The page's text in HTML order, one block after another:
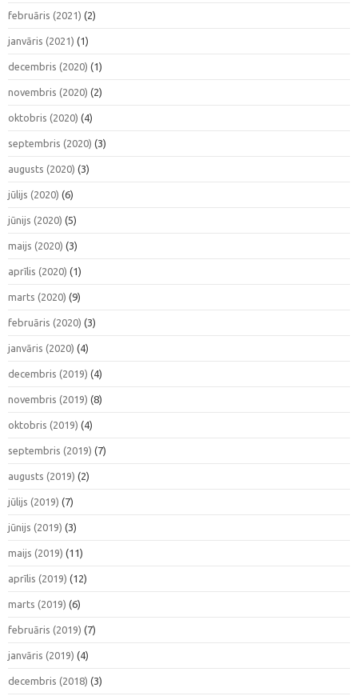
februāris (2021) (2)
janvāris (2021) (1)
decembris (2020) (1)
novembris (2020) (2)
oktobris (2020) (4)
septembris (2020) (3)
augusts (2020) (3)
jūlijs (2020) (6)
jūnijs (2020) (5)
maijs (2020) (3)
aprīlis (2020) (1)
marts (2020) (9)
februāris (2020) (3)
janvāris (2020) (4)
decembris (2019) (4)
novembris (2019) (8)
oktobris (2019) (4)
septembris (2019) (7)
augusts (2019) (2)
jūlijs (2019) (7)
jūnijs (2019) (3)
maijs (2019) (11)
aprīlis (2019) (12)
marts (2019) (6)
februāris (2019) (7)
janvāris (2019) (4)
decembris (2018) (3)